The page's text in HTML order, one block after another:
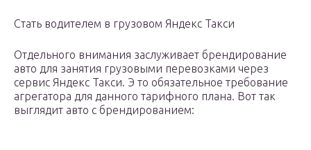
Стать водителем в грузовом Яндекс Такси
Отдельного внимания заслуживает брендирование
авто для занятия грузовыми перевозками через
сервис Яндекс Такси. Э то обязательное требование
агрегатора для данного тарифного плана. Вот так
выглядит авто с брендированием: